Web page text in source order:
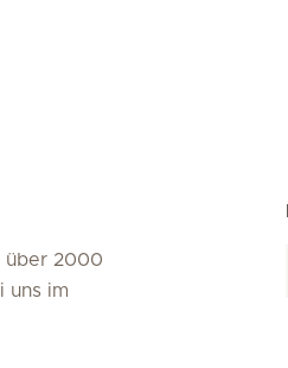
über 2000
uns im